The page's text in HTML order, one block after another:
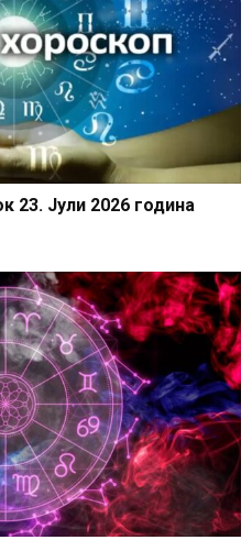
23. Јули 2026 година